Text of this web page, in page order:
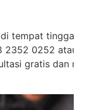
tempat tinggal
0252 atau
gratis dan